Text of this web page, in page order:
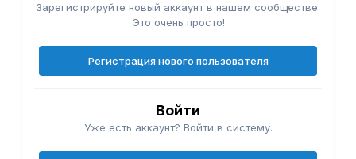
Зарегистрируйте новый аккаунт в нашем сообществе.
Это очень просто!
Регистрация нового пользователя
Войти
Уже есть аккаунт? Войти в систему.